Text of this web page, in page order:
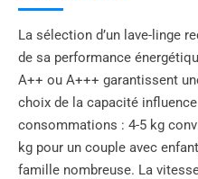
La sélection d’un lave-linge
de sa performance
A++ ou A+++ garantissent
choix de la capacité
consommations : 4-5 kg
kg pour un couple avec
famille nombreuse. La